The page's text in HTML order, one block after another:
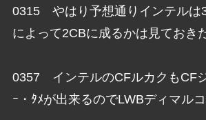
0315 やはり予想通りインテルは
によって2CBに成るかは見ておき
0357 インテルのCFルカクもCF
ｰ・ﾀﾒが出来るのでLWBディマルコ